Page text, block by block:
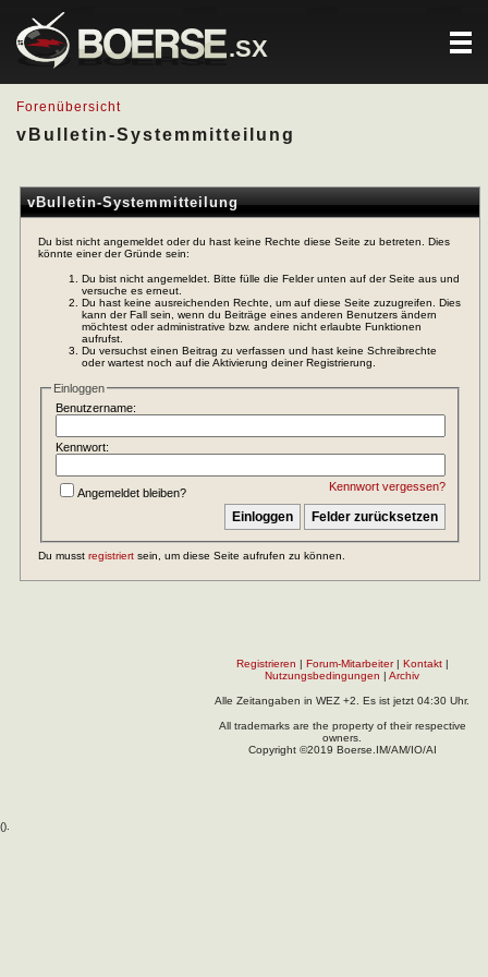
.SX
Forenübersicht
vBulletin-Systemmitteilung
vBulletin-Systemmitteilung
Du bist nicht angemeldet oder du hast keine Rechte diese Seite zu betreten. Dies
könnte einer der Gründe sein:
Du bist nicht angemeldet. Bitte fülle die Felder unten auf der Seite aus und
versuche es erneut.
Du hast keine ausreichenden Rechte, um auf diese Seite zuzugreifen. Dies
kann der Fall sein, wenn du Beiträge eines anderen Benutzers ändern
möchtest oder administrative bzw. andere nicht erlaubte Funktionen
aufrufst.
Du versuchst einen Beitrag zu verfassen und hast keine Schreibrechte
oder wartest noch auf die Aktivierung deiner Registrierung.
Einloggen
Benutzername:
Kennwort:
Kennwort vergessen?
Angemeldet bleiben?
Du musst registriert sein, um diese Seite aufrufen zu können.
Registrieren | Forum-Mitarbeiter| Kontakt|
Nutzungsbedingungen | Archiv
Alle Zeitangaben in WEZ +2. Es ist jetzt 04:30 Uhr.
All trademarks are the property of their respective
owners.
Copyright ©2019 Boerse.IM/AM/IO/AI
().